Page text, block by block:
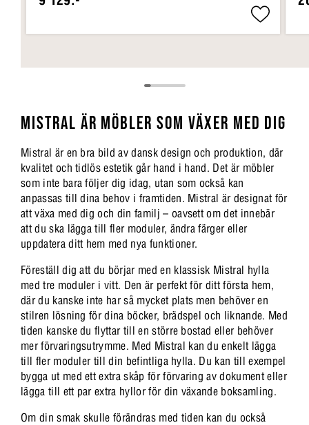
MISTRAL ÄR MÖBLER SOM VÄXER MED DIG
Mistral är en bra bild av dansk design och produktion, där
kvalitet och tidlös estetik går hand i hand. Det är möbler
som inte bara följer dig idag, utan som också kan
anpassas till dina behov i framtiden. Mistral är designat för
att växa med dig och din familj – oavsett om det innebär
att du ska lägga till fler moduler, ändra färger eller
uppdatera ditt hem med nya funktioner.
Föreställ dig att du börjar med en klassisk Mistral hylla
med tre moduler i vitt. Den är perfekt för ditt första hem,
där du kanske inte har så mycket plats men behöver en
stilren lösning för dina böcker, brädspel och liknande. Med
tiden kanske du flyttar till en större bostad eller behöver
mer förvaringsutrymme. Med Mistral kan du enkelt lägga
till fler moduler till din befintliga hylla. Du kan till exempel
bygga ut med ett extra skåp för förvaring av dokument eller
lägga till ett par extra hyllor för din växande boksamling.
Om din smak skulle förändras med tiden kan du också